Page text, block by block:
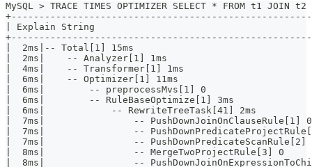
MySQL > TRACE TIMES OPTIMIZER SELECT * FROM t1
| Explain String
|  2ms|-- Total[1] 15ms
|  2ms|    -- Analyzer[1] 1ms
|  4ms|    -- Transformer[1] 1ms
|  6ms|    -- Optimizer[1] 11ms
|  6ms|        -- preprocessMvs[1] 0
|  6ms|        -- RuleBaseOptimize[1] 3ms
|  6ms|            -- RewriteTreeTask[41] 2ms
|  7ms|                --
|  7ms|                --
|  7ms|                --
|  8ms|                -- MergeTwoProjectRule[3]
|  8ms|                --